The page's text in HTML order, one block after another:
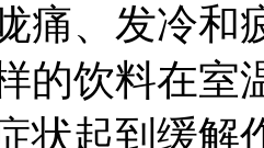
痛、发冷和
的饮料在室
状起到缓解